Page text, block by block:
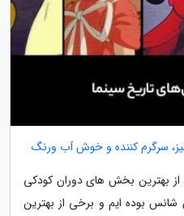
سرگرم کننده و خوش آب ورنگ
از بهترین بخش های دوران کودکی
بوده ایم و برخی از بهترین